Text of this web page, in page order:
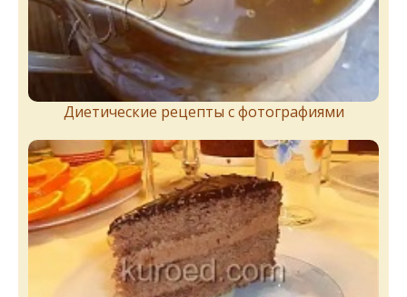
Диетические рецепты с фотографиями